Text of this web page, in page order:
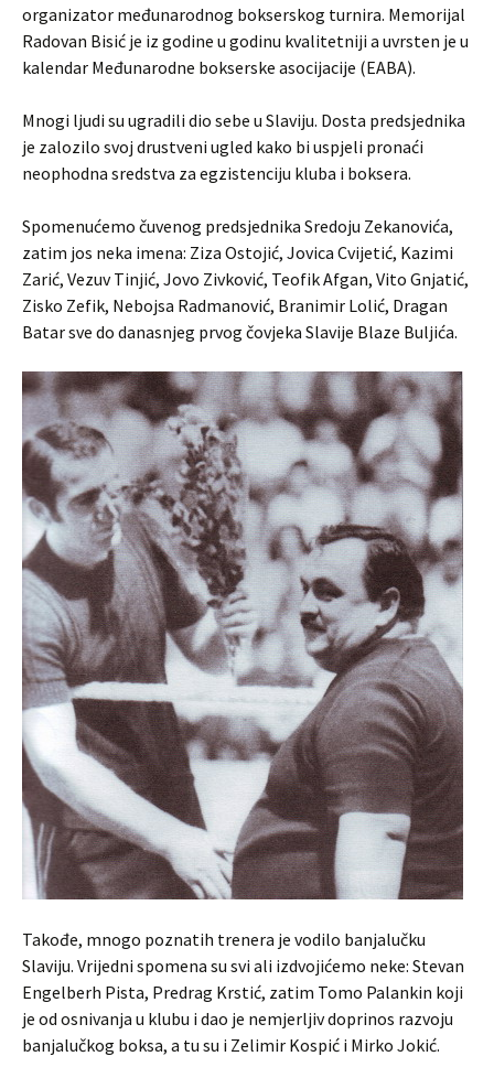
organizator međunarodnog bokserskog turnira. Memorijal
Radovan Bisić je iz godine u godinu kvalitetniji a uvrsten je u
kalendar Međunarodne bokserske asocijacije (EABA).
Mnogi ljudi su ugradili dio sebe u Slaviju. Dosta predsjednika
je zalozilo svoj drustveni ugled kako bi uspjeli pronaći
neophodna sredstva za egzistenciju kluba i boksera.
Spomenućemo čuvenog predsjednika Sredoju Zekanovića,
zatim jos neka imena: Ziza Ostojić, Jovica Cvijetić, Kazimi
Zarić, Vezuv Tinjić, Jovo Zivković, Teofik Afgan, Vito Gnjatić,
Zisko Zefik, Nebojsa Radmanović, Branimir Lolić, Dragan
Batar sve do danasnjeg prvog čovjeka Slavije Blaze Buljića.
Takođe, mnogo poznatih trenera je vodilo banjalučku
Slaviju. Vrijedni spomena su svi ali izdvojićemo neke: Stevan
Engelberh Pista, Predrag Krstić, zatim Tomo Palankin koji
je od osnivanja u klubu i dao je nemjerljiv doprinos razvoju
banjalučkog boksa, a tu su i Zelimir Kospić i Mirko Jokić.